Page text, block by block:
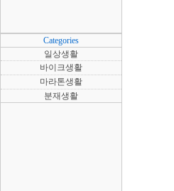
Categories
일상생활
바이크생활
마라톤생활
분재생활